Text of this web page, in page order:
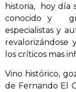
historia,
hoy día
conocido y
especialistas y
los críticos mas
Vino histórico,
de Fernando El